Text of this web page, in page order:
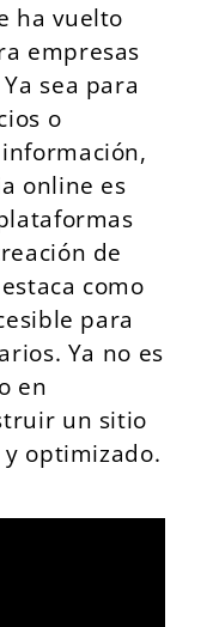
ha vuelto
empresas
sea para
o
online es
de
como
para
Ya no es
en
un sitio
optimizado.